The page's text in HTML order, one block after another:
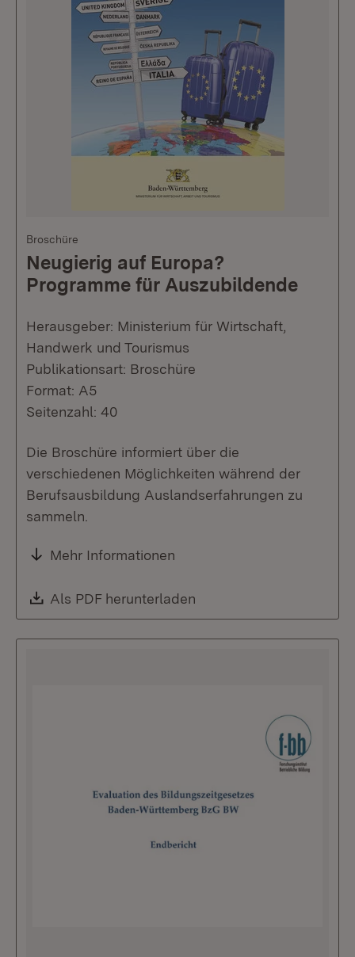
Broschüre
Neugierig auf Europa?
Programme für Auszubildende
Herausgeber: Ministerium für Wirtschaft,
Handwerk und Tourismus
Publikationsart: Broschüre
Format: A5
Seitenzahl: 40
Die Broschüre informiert über die
verschiedenen Möglichkeiten während der
Berufsausbildung Auslandserfahrungen zu
sammeln.
Mehr Informationen
Download:
Als PDF herunterladen